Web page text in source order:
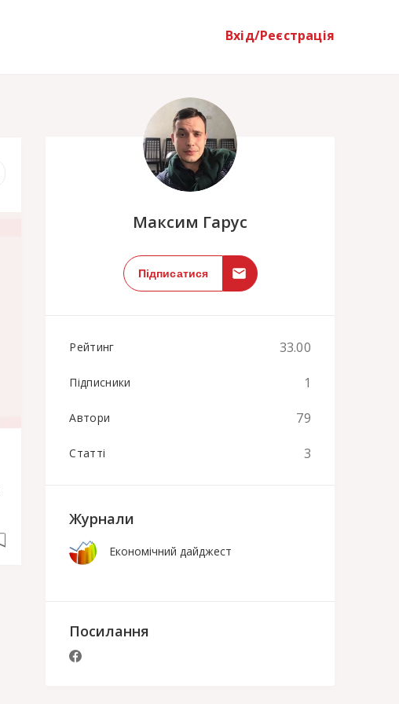
Вхід/Реєстрація
Максим Гарус
Підписатися
Рейтинг 33.00
Підписники 1
Автори 79
Статті 3
Журнали
Економічний дайджест
Посилання